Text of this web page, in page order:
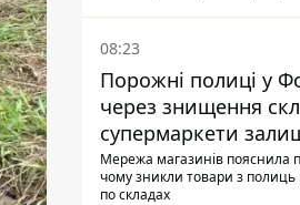
08:23
Порожні полиці у
через знищення
супермаркети
без асортименту
Мережа магазинів пояснила
чому зникли товари з полиць
по складах